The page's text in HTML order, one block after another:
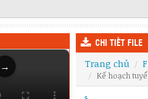
→
CHI TIẾT FILE
Trang chủ
Kế hoạch